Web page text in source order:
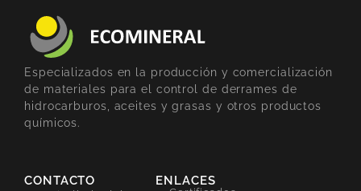
Especializados en la producción y comercialización
de materiales para el control de derrames de
hidrocarburos, aceites y grasas y otros productos
químicos.
CONTACTO ENLACES